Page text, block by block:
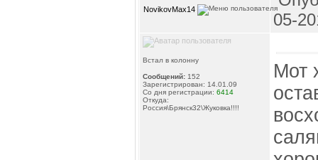
NovikovMax14
05-
Встал в колонну
Сообщений: 152
Зарегистрирован: 14.01.09
Со дня регистрации: 6414
Откуда:
Россия\Брянск32\Жуковка!!!!
Мот